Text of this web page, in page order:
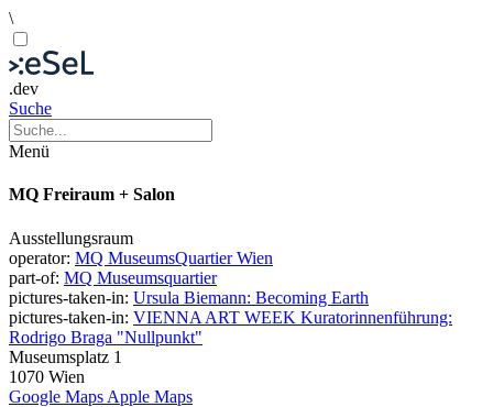
\
.dev
Suche
Menü
MQ Freiraum + Salon
Ausstellungsraum
operator: MQ MuseumsQuartier Wien
part-of: MQ Museumsquartier
pictures-taken-in: Ursula Biemann: Becoming Earth
pictures-taken-in: VIENNA ART WEEK Kuratorinnenführung:
Rodrigo Braga "Nullpunkt"
Museumsplatz 1
1070 Wien
Google Maps Apple Maps